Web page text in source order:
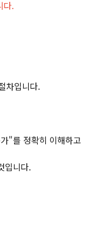
다.
차입니다.
"를 정확히 이해하고
입니다.